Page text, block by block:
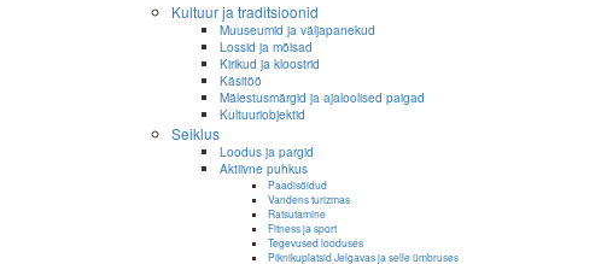
Kultuur ja traditsioonid
Muuseumid ja väljapanekud
Lossid ja mõisad
Kirikud ja kloostrid
Käsitöö
Mälestusmärgid ja ajaloolised paigad
Kultuuriobjektid
Seiklus
Loodus ja pargid
Aktiivne puhkus
Paadisõidud
Vandens turizmas
Ratsutamine
Fitness ja sport
Tegevused looduses
Piknikuplatsid Jelgavas ja selle ümbruses